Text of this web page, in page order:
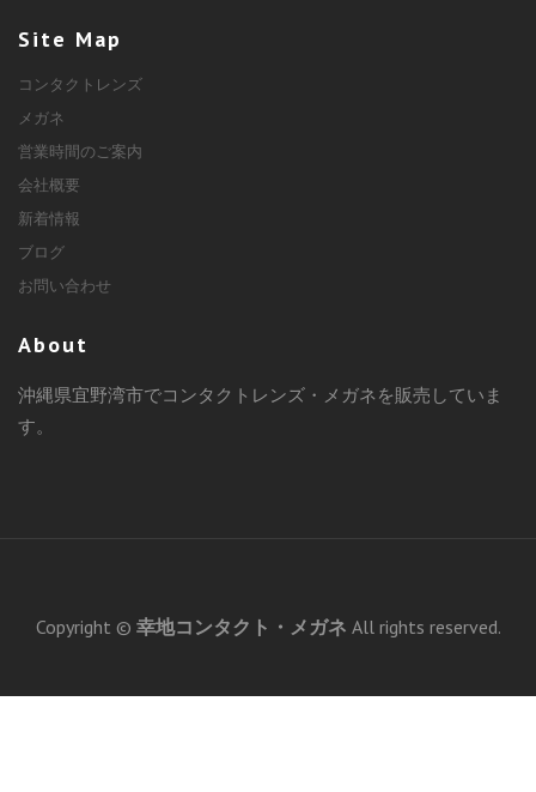
Site Map
コンタクトレンズ
メガネ
営業時間のご案内
会社概要
新着情報
ブログ
お問い合わせ
About
沖縄県宜野湾市でコンタクトレンズ・メガネを販売していま
す。
Copyright © 幸地コンタクト・メガネ All rights reserved.